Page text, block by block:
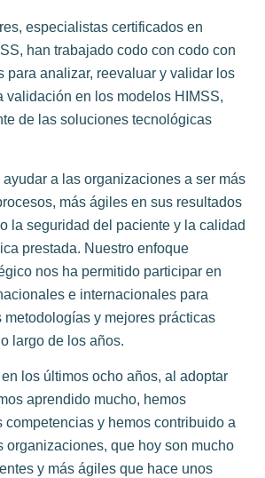
especialistas certificados en
han trabajado codo con codo con
para analizar, reevaluar y validar los
validación en los modelos HIMSS,
de las soluciones tecnológicas
ayudar a las organizaciones a ser más
más ágiles en sus resultados
la seguridad del paciente y la calidad
prestada. Nuestro enfoque
nos ha permitido participar en
e internacionales para
metodologías y mejores prácticas
largo de los años.
los últimos ocho años, al adoptar
aprendido mucho, hemos
competencias y hemos contribuido a
organizaciones, que hoy son mucho
y más ágiles que hace unos